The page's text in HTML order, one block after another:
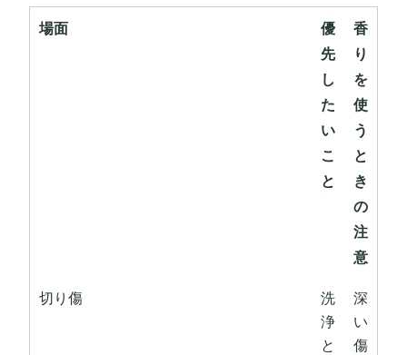
場面
優
先
し
た
い
こ
と
香
り
を
使
う
と
き
の
注
意
切り傷
洗
浄
と
深
い
傷